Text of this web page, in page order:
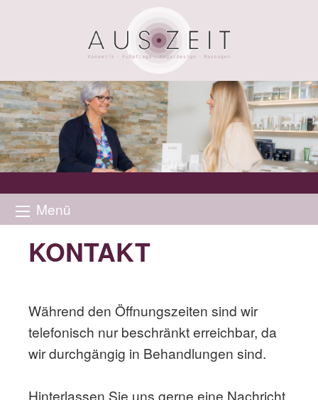
Menü
KONTAKT
Während den Öffnungszeiten sind wir
telefonisch nur beschränkt erreichbar, da
wir durchgängig in Behandlungen sind.
Hinterlassen Sie uns gerne eine Nachricht